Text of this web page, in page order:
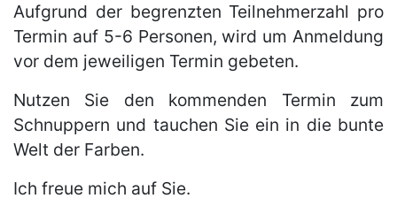
Aufgrund der begrenzten Teilnehmerzahl pro
Termin auf 5-6 Personen, wird um Anmeldung
vor dem jeweiligen Termin gebeten.
Nutzen Sie den kommenden Termin zum
Schnuppern und tauchen Sie ein in die bunte
Welt der Farben.
Ich freue mich auf Sie.